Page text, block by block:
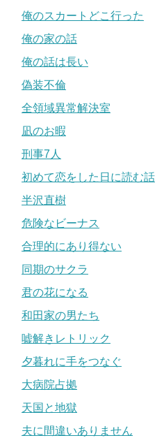
俺のスカートどこ行った
俺の家の話
俺の話は長い
偽装不倫
全領域異常解決室
凪のお暇
刑事7人
初めて恋をした日に読む話
半沢直樹
危険なビーナス
合理的にあり得ない
同期のサクラ
君の花になる
和田家の男たち
嘘解きレトリック
夕暮れに手をつなぐ
大病院占拠
天国と地獄
夫に間違いありません